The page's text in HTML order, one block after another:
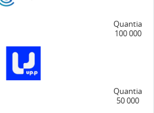
Quantia
100 000
Quantia
50 000